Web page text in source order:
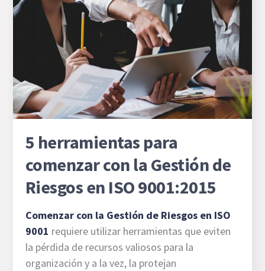
5 herramientas para
comenzar con la Gestión de
Riesgos en ISO 9001:2015
Comenzar con la Gestión de Riesgos en ISO
9001 requiere utilizar herramientas que eviten
la pérdida de recursos valiosos para la
organización y a la vez, la protejan